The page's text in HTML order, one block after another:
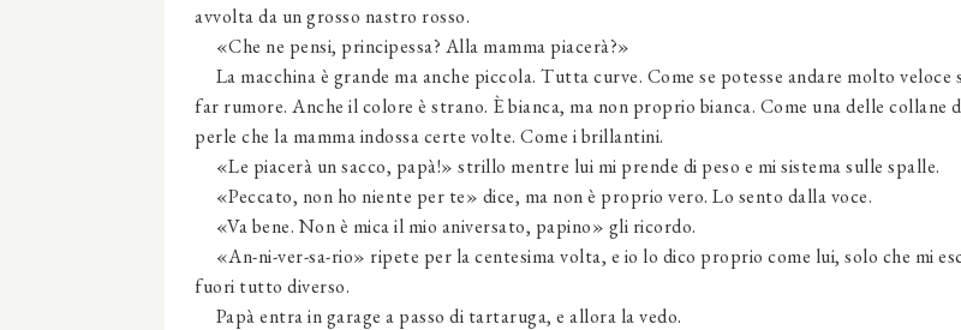
avvolta da un grosso nastro rosso.
«Che ne pensi, principessa? Alla mamma piacerà?»
La macchina è grande ma anche piccola. Tutta curve. Come se potesse andare molto veloce
far rumore. Anche il colore è strano. È bianca, ma non proprio bianca. Come una delle collane
perle che la mamma indossa certe volte. Come i brillantini.
«Le piacerà un sacco, papà!» strillo mentre lui mi prende di peso e mi sistema sulle spalle.
«Peccato, non ho niente per te» dice, ma non è proprio vero. Lo sento dalla voce.
«Va bene. Non è mica il mio aniversato, papino» gli ricordo.
«An-ni-ver-sa-rio» ripete per la centesima volta, e io lo dico proprio come lui, solo che mi
fuori tutto diverso.
Papà entra in garage a passo di tartaruga, e allora la vedo.